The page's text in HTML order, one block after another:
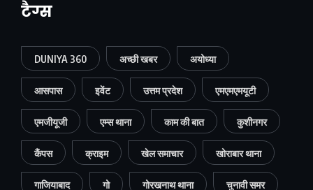
टैग्स
DUNIYA 360 अच्छी खबर अयोध्या
आसपास इवेंट उत्तम प्रदेश एमएमएमयूटी
एमजीयूजी एम्स थाना काम की बात कुशीनगर
कैंपस क्राइम खेल समाचार खोराबार थाना
गाजियाबाद गो गोरखनाथ थाना चुनावी समर